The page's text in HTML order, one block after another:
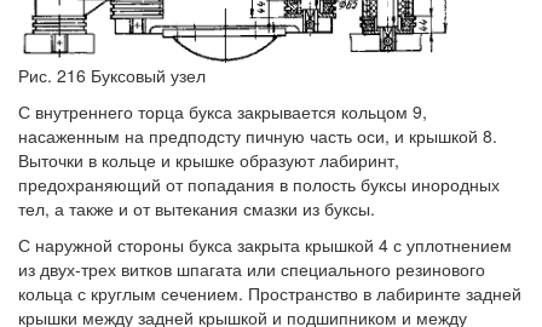
Рис. 216 Буксовый узел
С внутреннего торца букса закрывается кольцом 9,
насаженным на предподсту пичную часть оси, и крышкой 8.
Выточки в кольце и крышке образуют лабиринт,
предохраняющий от попадания в полость буксы инородных
тел, а также и от вытекания смазки из буксы.
С наружной стороны букса закрыта крышкой 4 с уплотнением
из двух-трех витков шпагата или специального резинового
кольца с круглым сечением. Пространство в лабиринте задней
крышки между задней крышкой и подшипником и между